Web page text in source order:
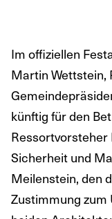
Im offiziellen
Martin Wettstein,
künftig für den
Ressortvorsteher
Sicherheit und
Meilenstein, den
Zustimmung